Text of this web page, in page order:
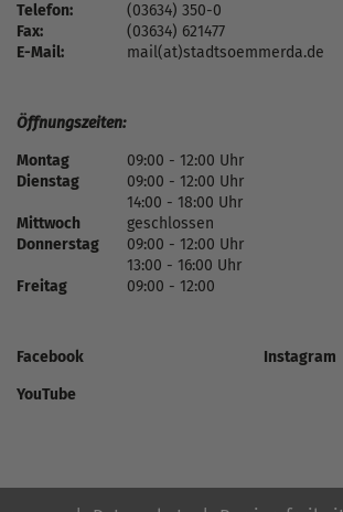
Telefon:
(03634) 350-0
Fax:
(03634) 621477
E-Mail:
mail(at)stadtsoemmerda.de
Öffnungszeiten:
Montag
09:00 - 12:00 Uhr
Dienstag
09:00 - 12:00 Uhr
14:00 - 18:00 Uhr
Mittwoch
geschlossen
Donnerstag
09:00 - 12:00 Uhr
13:00 - 16:00 Uhr
Freitag
09:00 - 12:00
Facebook
Instagram
YouTube